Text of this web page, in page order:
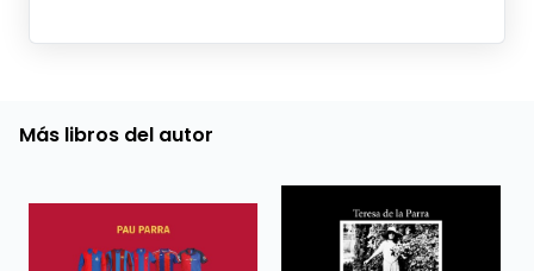
Más libros del autor